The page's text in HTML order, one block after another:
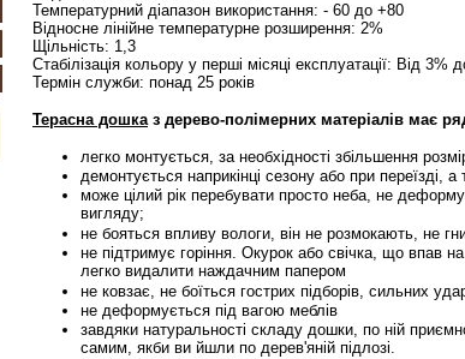
Температурний діапазон використання: - 60 до +80
Відносне лінійне температурне розширення: 2%
Щільність: 1,3
Стабілізація кольору у перші місяці експлуатації: Від 3%
Термін служби: понад 25 років
Терасна дошка з дерево-полімерних матеріалів має
легко монтується, за необхідності збільшення
демонтується наприкінці сезону або при переїзді,
може цілий рік перебувати просто неба, не
вигляду;
не бояться впливу вологи, він не розмокають, не
не підтримує горіння. Окурок або свічка, що впав
легко видалити наждачним папером
не ковзає, не боїться гострих підборів, сильних
не деформується під вагою меблів
завдяки натуральності складу дошки, по ній
самим, якби ви йшли по дерев'яній підлозі.